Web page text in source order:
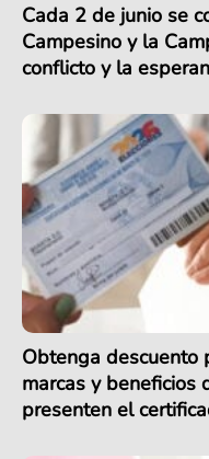
Cada 2 de junio se
Campesino y la
conflicto y la
Obtenga descuento
marcas y beneficios
presenten el